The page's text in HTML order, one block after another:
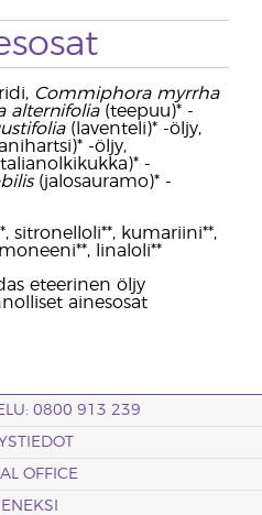
Commiphora myrrha
alternifolia(teepuu)* -
(laventeli)* -öljy,
-öljy,
-
(jalosauramo)* -
sitronelloli**, kumariini**,
linaloli**
eteerinen öljy
ainesosat
0800 913 239
OFFICE